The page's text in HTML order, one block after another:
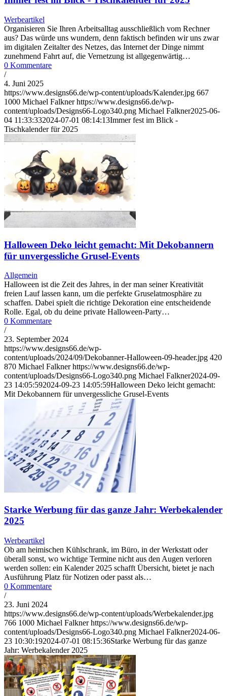
Werbeartikel
Organisieren Sie Ihren Arbeitsalltag ausschließlich vom Rechner
aus? Das würde uns wundern, denn faktisch befinden wir uns zwar
im digitalen Zeitalter des Netzes, das Internet der Dinge nimmt
zunehmend Fahrt auf, die Vernetzung ist allgegenwärtig…
0 Kommentare
/
4. Juni 2025
https://www.designs66.de/wp-content/uploads/Kalender.jpg 667
1000 Michael Falkner https://www.designs66.de/wp-
content/uploads/Designs66-Logo340.png Michael Falkner2025-06-
04 11:33:332024-07-01 08:14:13Immer fest im Blick -
Tischkalender für 2025
Halloween Deko leicht gemacht: Mit Dekobannern
für unvergessliche Grusel-Events
Allgemein
Halloween ist die Zeit des Jahres, in der man seiner Kreativität
freien Lauf lassen kann, um die perfekte Gruselatmosphäre zu
schaffen. Dabei spielt die richtige Dekoration eine entscheidende
Rolle. Egal, ob du deine private Halloween-Party…
0 Kommentare
/
23. September 2024
https://www.designs66.de/wp-
content/uploads/2024/09/Dekobanner-Halloween-09-header.jpg 420
870 Michael Falkner https://www.designs66.de/wp-
content/uploads/Designs66-Logo340.png Michael Falkner2024-09-
23 14:05:592024-09-23 14:05:59Halloween Deko leicht gemacht:
Mit Dekobannern für unvergessliche Grusel-Events
Starke Werbung für das ganze Jahr: Werbekalender
2025
Werbeartikel
Ob am heimischen Kühlschrank, im Büro, in der Werkstatt oder
überall sonst, wo wichtige Termine nicht aus den Augen verloren
werden sollen: ein Kalender 2025 schafft Übersicht, bietet je nach
Ausführung Platz für Notizen oder passt als…
0 Kommentare
/
23. Juni 2024
https://www.designs66.de/wp-content/uploads/Werbekalender.jpg
766 1000 Michael Falkner https://www.designs66.de/wp-
content/uploads/Designs66-Logo340.png Michael Falkner2024-06-
23 10:30:192024-07-01 08:15:36Starke Werbung für das ganze
Jahr: Werbekalender 2025